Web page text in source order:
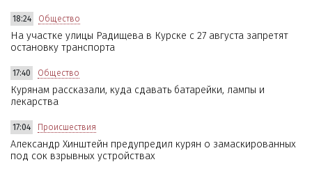
18:24 Общество
На участке улицы Радищева в Курске с 27 августа запретят
остановку транспорта
17:40 Общество
Курянам рассказали, куда сдавать батарейки, лампы и
лекарства
17:04 Происшествия
Александр Хинштейн предупредил курян о замаскированных
под сок взрывных устройствах